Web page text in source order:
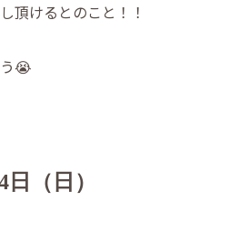
頂けるとのこと！！
😭
日（日）